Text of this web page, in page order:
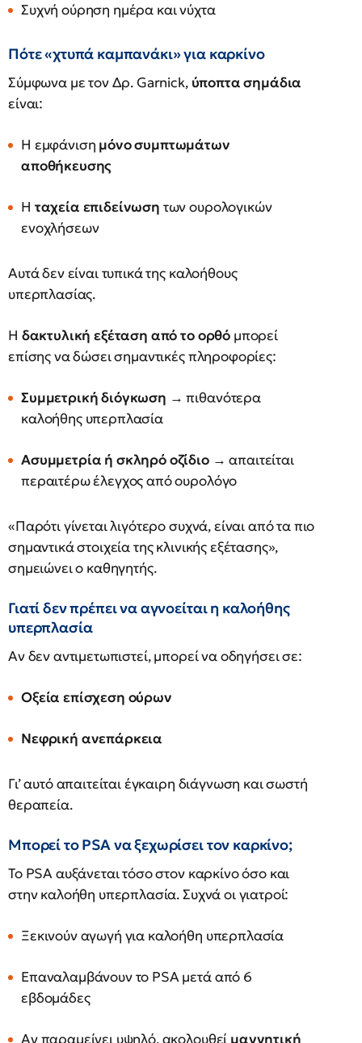
Συχνή ούρηση ημέρα και νύχτα
Πότε «χτυπά καμπανάκι» για καρκίνο
Σύμφωνα με τον Δρ. Garnick, ύποπτα σημάδια
είναι:
Η εμφάνιση μόνο συμπτωμάτων
αποθήκευσης
Η ταχεία επιδείνωση των ουρολογικών
ενοχλήσεων
Αυτά δεν είναι τυπικά της καλοήθους
υπερπλασίας.
Η δακτυλική εξέταση από το ορθό μπορεί
επίσης να δώσει σημαντικές πληροφορίες:
Συμμετρική διόγκωση → πιθανότερα
καλοήθης υπερπλασία
Ασυμμετρία ή σκληρό οζίδιο→ απαιτείται
περαιτέρω έλεγχος από ουρολόγο
«Παρότι γίνεται λιγότερο συχνά, είναι από τα πιο
σημαντικά στοιχεία της κλινικής εξέτασης»,
σημειώνει ο καθηγητής.
Γιατί δεν πρέπει να αγνοείται η καλοήθης
υπερπλασία
Αν δεν αντιμετωπιστεί, μπορεί να οδηγήσει σε:
Οξεία επίσχεση ούρων
Νεφρική ανεπάρκεια
Γι’ αυτό απαιτείται έγκαιρη διάγνωση και σωστή
θεραπεία.
Μπορεί το PSA να ξεχωρίσει τον καρκίνο;
Το PSA αυξάνεται τόσο στον καρκίνο όσο και
στην καλοήθη υπερπλασία. Συχνά οι γιατροί:
Ξεκινούν αγωγή για καλοήθη υπερπλασία
Επαναλαμβάνουν το PSA μετά από 6
εβδομάδες
Αν παραμείνει υψηλό, ακολουθεί μαγνητική